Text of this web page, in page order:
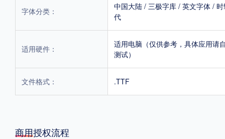
字体分类： 中国大陆 / 三极字库 / 英文字体 /
代
适用硬件：
适用电脑（仅供参考，具体应用请
测试）
文件格式： .TTF
商用授权流程